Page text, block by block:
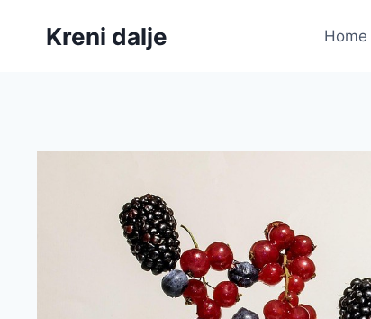
Kreni dalje Home